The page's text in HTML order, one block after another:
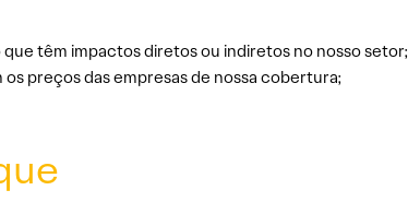
têm impactos diretos ou indiretos no nosso setor;
preços das empresas de nossa cobertura;